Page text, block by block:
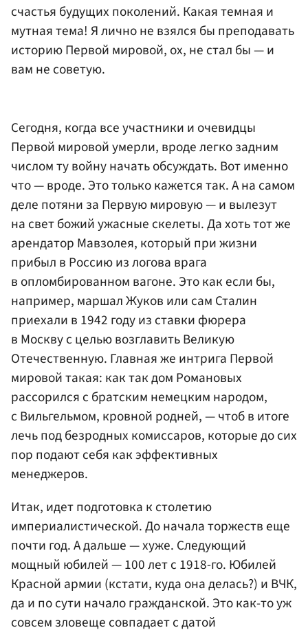
счастья будущих поколений. Какая темная и
мутная тема! Я лично не взялся бы преподавать
историю Первой мировой, ох, не стал бы — и
вам не советую.
Сегодня, когда все участники и очевидцы
Первой мировой умерли, вроде легко задним
числом ту войну начать обсуждать. Вот именно
что — вроде. Это только кажется так. А на самом
деле потяни за Первую мировую — и вылезут
на свет божий ужасные скелеты. Да хоть тот же
арендатор Мавзолея, который при жизни
прибыл в Россию из логова врага
в опломбированном вагоне. Это как если бы,
например, маршал Жуков или сам Сталин
приехали в 1942 году из ставки фюрера
в Москву с целью возглавить Великую
Отечественную. Главная же интрига Первой
мировой такая: как так дом Романовых
рассорился с братским немецким народом,
с Вильгельмом, кровной родней, — чтоб в итоге
лечь под безродных комиссаров, которые до сих
пор подают себя как эффективных
менеджеров.
Итак, идет подготовка к столетию
империалистической. До начала торжеств еще
почти год. А дальше — хуже. Следующий
мощный юбилей — 100 лет с 1918-го. Юбилей
Красной армии (кстати, куда она делась?) и ВЧК,
да и по сути начало гражданской. Это как-то уж
совсем зловеще совпадает с датой